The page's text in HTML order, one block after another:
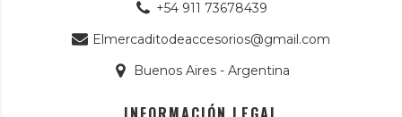
+54 911 73678439
Elmercaditodeaccesorios@gmail.com
Buenos Aires - Argentina